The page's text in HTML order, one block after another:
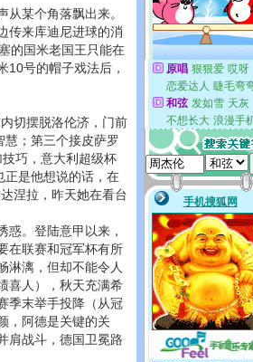
某个角落飘出来。
传来库迪尼进球的消
的国米老国王只能在
10号的帽子戏法后，
切摆脱洛伦济，门前
；第三个接皮萨罗
巧，意大利超级杯
正是他想说的话，在
涅拉，昨天她在看台
。登陆意甲以来，
在联赛和冠军杯有所
淋漓，但却不能令人
喜人），秋天充满希
季末举手投降（从冠
，阿德是关键的关
肩战斗，德国卫冕路